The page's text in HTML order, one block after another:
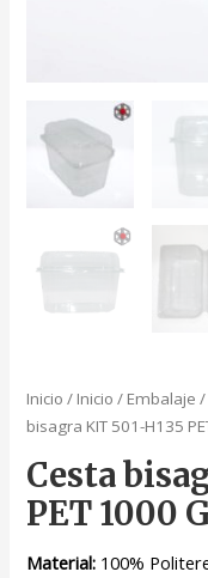
Inicio / Inicio / Embalaje /
bisagra KIT 501-H135
Cesta
PET 1000
Material: 100%